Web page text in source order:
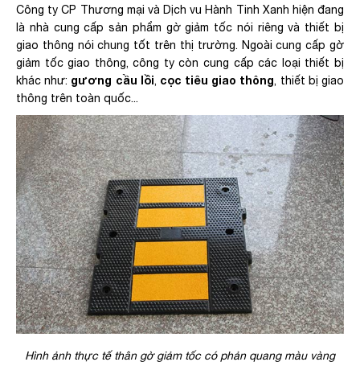
Công ty CP Thương mại và Dịch vu Hành Tinh Xanh hiện đang
là nhà cung cấp sản phẩm gờ giảm tốc nói riêng và thiết bị
giao thông nói chung tốt trên thị trường. Ngoài cung cấp gờ
giảm tốc giao thông, công ty còn cung cấp các loại thiết bị
khác như: gương cầu lồi, cọc tiêu giao thông, thiết bị giao
thông trên toàn quốc...
Hình ảnh thực tế thân gờ giảm tốc có phản quang màu vàng